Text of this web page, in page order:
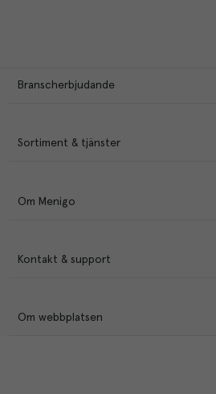
Branscherbjudande
Sortiment & tjänster
Om Menigo
Kontakt & support
Om webbplatsen